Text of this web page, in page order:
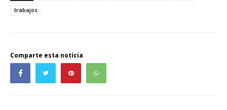
trabajos
Comparte esta noticia